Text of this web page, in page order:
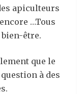
apiculteurs
…Tous
être.
que le
à des